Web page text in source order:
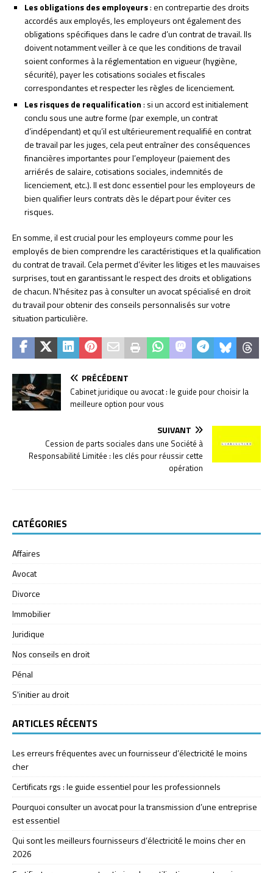
Les obligations des employeurs: en contrepartie des droits
accordés aux employés, les employeurs ont également des
obligations spécifiques dans le cadre d’un contrat de travail. Ils
doivent notamment veiller à ce que les conditions de travail
soient conformes à la réglementation en vigueur (hygiène,
sécurité), payer les cotisations sociales et fiscales
correspondantes et respecter les règles de licenciement.
Les risques de requalification: si un accord est initialement
conclu sous une autre forme (par exemple, un contrat
d’indépendant) et qu’il est ultérieurement requalifié en contrat
de travail par les juges, cela peut entraîner des conséquences
financières importantes pour l’employeur (paiement des
arriérés de salaire, cotisations sociales, indemnités de
licenciement, etc.). Il est donc essentiel pour les employeurs de
bien qualifier leurs contrats dès le départ pour éviter ces
risques.
En somme, il est crucial pour les employeurs comme pour les
employés de bien comprendre les caractéristiques et la qualification
du contrat de travail. Cela permet d’éviter les litiges et les mauvaises
surprises, tout en garantissant le respect des droits et obligations
de chacun. N’hésitez pas à consulter un avocat spécialisé en droit
du travail pour obtenir des conseils personnalisés sur votre
situation particulière.
PRÉCÉDENT
Cabinet juridique ou avocat : le guide pour choisir la
meilleure option pour vous
SUIVANT
Cession de parts sociales dans une Société à
Responsabilité Limitée : les clés pour réussir cette
opération
CATÉGORIES
Affaires
Avocat
Divorce
Immobilier
Juridique
Nos conseils en droit
Pénal
S'initier au droit
ARTICLES RÉCENTS
Les erreurs fréquentes avec un fournisseur d’électricité le moins
cher
Certificats rgs : le guide essentiel pour les professionnels
Pourquoi consulter un avocat pour la transmission d’une entreprise
est essentiel
Qui sont les meilleurs fournisseurs d’électricité le moins cher en
2026